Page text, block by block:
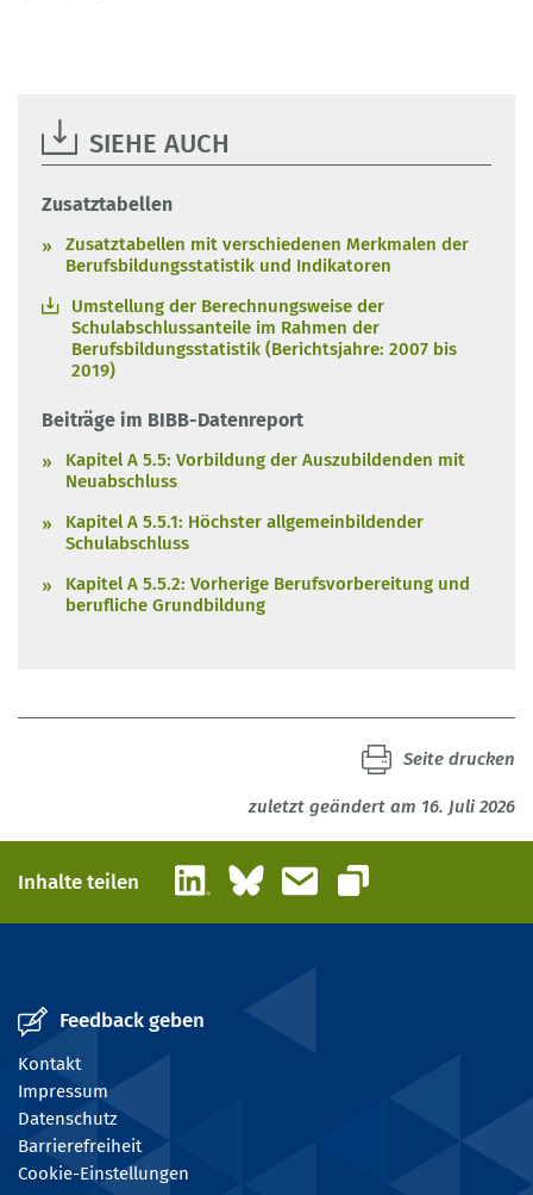
SIEHE AUCH
Zusatztabellen
Zusatztabellen mit verschiedenen Merkmalen der
Berufsbildungsstatistik und Indikatoren
Umstellung der Berechnungsweise der
Schulabschlussanteile im Rahmen der
Berufsbildungsstatistik (Berichtsjahre: 2007 bis
2019)
Beiträge im BIBB-Datenreport
Kapitel A 5.5: Vorbildung der Auszubildenden mit
Neuabschluss
Kapitel A 5.5.1: Höchster allgemeinbildender
Schulabschluss
Kapitel A 5.5.2: Vorherige Berufsvorbereitung und
berufliche Grundbildung
zuletzt geändert am 16. Juli 2026
Seite drucken
Inhalte teilen LinkedInBlueskyE-Mail
Link kopieren
Feedback geben
Kontakt
Impressum
Datenschutz
Barrierefreiheit
Cookie-Einstellungen